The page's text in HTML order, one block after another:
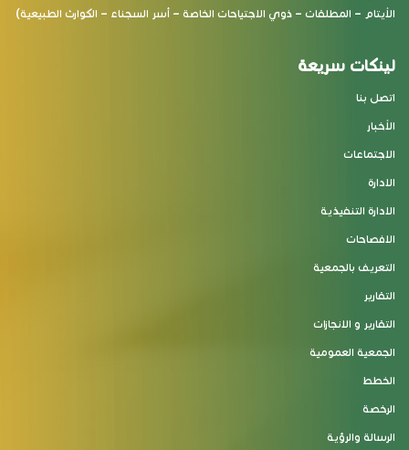
الأيتام – المطلقات – ذوي الاجتياحات الخاصة – أسر السجناء – الكوارث الطبيعية)
لينكات سريعة
اتصل بنا
الأخبار
الاجتماعات
الادارة
الادارة التنفيذية
الافصاحات
التعريف بالجمعية
التقارير
التقارير و الانجازات
الجمعية العمومية
الخطط
الرخصة
الرسالة والرؤية